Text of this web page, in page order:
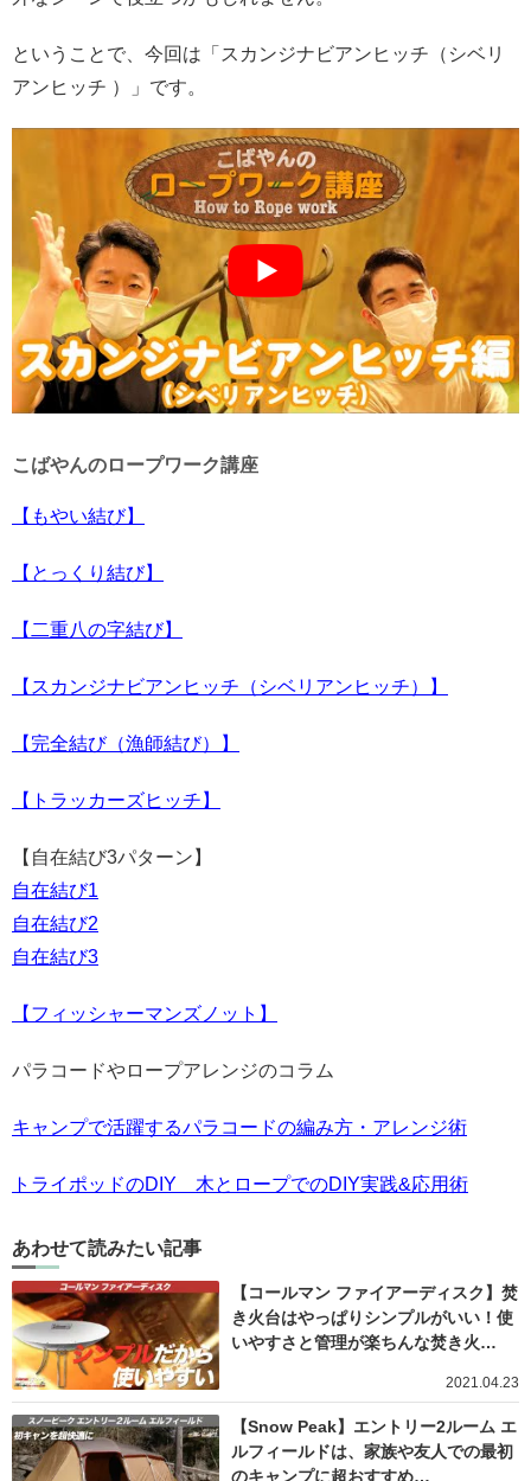
ということで、今回は「スカンジナビアンヒッチ（シベリ
アンヒッチ ）」です。
こばやんのロープワーク講座
【もやい結び】
【とっくり結び】
【二重八の字結び】
【スカンジナビアンヒッチ（シベリアンヒッチ）】
【完全結び（漁師結び）】
【トラッカーズヒッチ】
【自在結び3パターン】
自在結び1
自在結び2
自在結び3
【フィッシャーマンズノット】
パラコードやロープアレンジのコラム
キャンプで活躍するパラコードの編み方・アレンジ術
トライポッドのDIY 木とロープでのDIY実践&応用術
あわせて読みたい記事
【コールマン ファイアーディスク】焚
き火台はやっぱりシンプルがいい！使
いやすさと管理が楽ちんな焚き火…
2021.04.23
【Snow Peak】エントリー2ルーム エ
ルフィールドは、家族や友人での最初
のキャンプに超おすすめ…